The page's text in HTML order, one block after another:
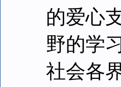
的爱心
野的学
社会各